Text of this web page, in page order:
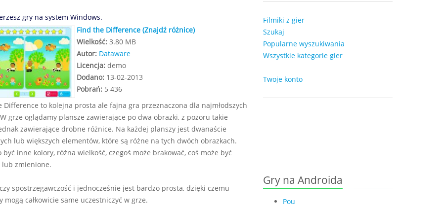
gry na system Windows.
Find the Difference (Znajdź różnice)
Wielkość:3.80 MB
Autor: Dataware
Licencja:demo
Dodano:13-02-2013
Pobrań:5 436
Difference to kolejna prosta ale fajna gra przeznaczona dla najmłodszych
grze oglądamy plansze zawierające po dwa obrazki, z pozoru takie
zawierające drobne różnice. Na każdej planszy jest dwanaście
lub większych elementów, które są różne na tych dwóch obrazkach.
być inne kolory, różna wielkość, czegoś może brakować, coś może być
lub zmienione.
spostrzegawczość i jednocześnie jest bardzo prosta, dzięki czemu
mogą całkowicie same uczestniczyć w grze.
Filmiki z gier
Szukaj
Popularne wyszukiwania
Wszystkie kategorie gier
Twoje konto
Gry na Androida
Pou